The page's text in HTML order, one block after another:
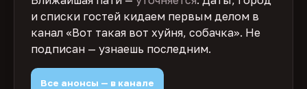
и списки гостей кидаем первым делом в
канал «Вот такая вот хуйня, собачка». Не
подписан — узнаешь последним.
Все анонсы — в канале